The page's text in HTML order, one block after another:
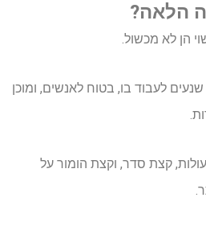
הלאה?
הן לא מכשול.
לעבוד בו, בטוח לאנשים, ומוכן
קצת סדר, וקצת הומור על